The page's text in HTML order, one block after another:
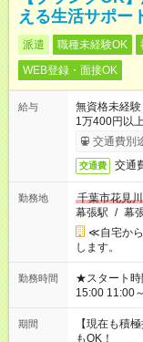
える生活サポー
派遣 職種未経験OK
WEB登録・面接OK
給与
無資格未経
1万400円以
交通費別
交通費 交通
勤務地
千葉市花見
幕張駅 / 幕
≪自宅か
します。
勤務時間
★スタート時間選べ
15:00 11:00～16:00
シフトもご相談ください。
定労働時間
期間
【現在も積
もOK！